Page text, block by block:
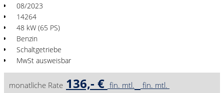
08/2023
14264
48 kW (65 PS)
Benzin
Schaltgetriebe
MwSt ausweisbar
monatliche Rate 136,- € fin. mtl. fin. mtl.